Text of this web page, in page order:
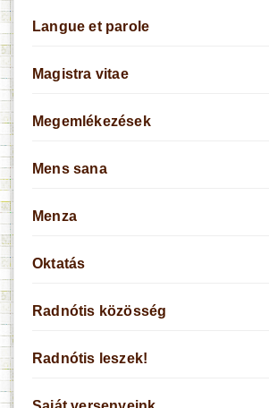
Langue et parole
Magistra vitae
Megemlékezések
Mens sana
Menza
Oktatás
Radnótis közösség
Radnótis leszek!